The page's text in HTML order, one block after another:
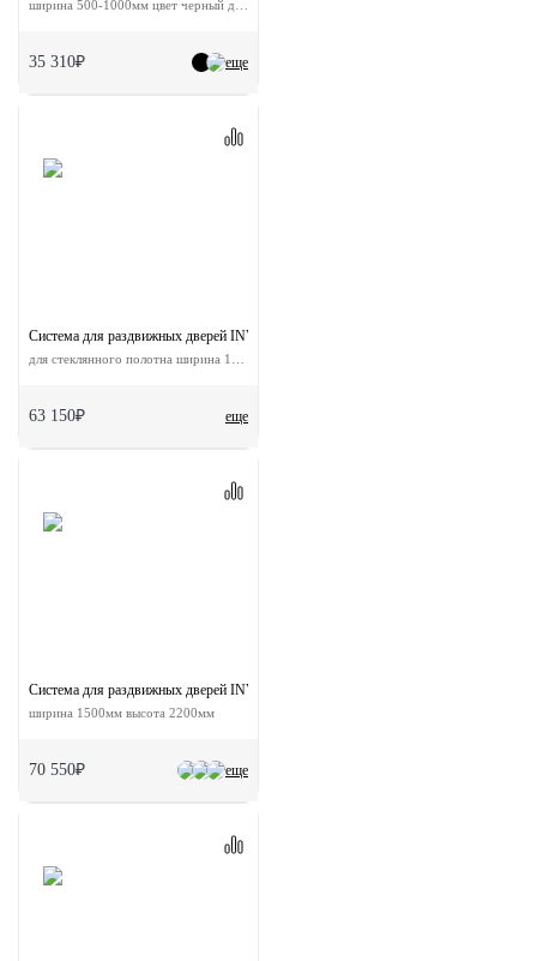
еще
35 310₽
еще
Система для раздвижных дверей INVISIBLE-2 GLASS 1800/8
63 150₽
еще
Система для раздвижных дверей INVISIBLE-2 FRAME 1500/2200 AS
ширина 1500мм высота 2200мм
70 550₽